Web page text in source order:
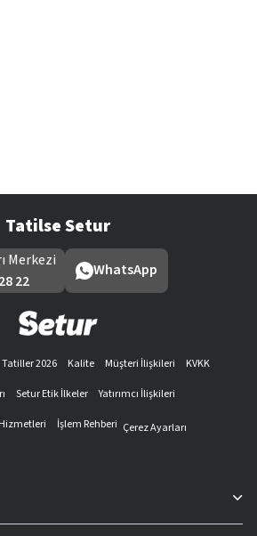
Tatilse Setur
Merkezi
22
WhatsApp
Tatiller 2026 Kalite Müşteri İlişkileri
KVKK
Setur Etik İlkeler
Yatırımcı İlişkileri
İşlem Rehberi Çerez Ayarları